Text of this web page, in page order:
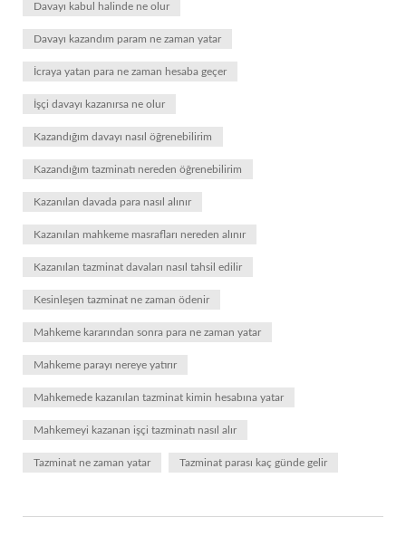
Davayı kabul halinde ne olur
Davayı kazandım param ne zaman yatar
İcraya yatan para ne zaman hesaba geçer
İşçi davayı kazanırsa ne olur
Kazandığım davayı nasıl öğrenebilirim
Kazandığım tazminatı nereden öğrenebilirim
Kazanılan davada para nasıl alınır
Kazanılan mahkeme masrafları nereden alınır
Kazanılan tazminat davaları nasıl tahsil edilir
Kesinleşen tazminat ne zaman ödenir
Mahkeme kararından sonra para ne zaman yatar
Mahkeme parayı nereye yatırır
Mahkemede kazanılan tazminat kimin hesabına yatar
Mahkemeyi kazanan işçi tazminatı nasıl alır
Tazminat ne zaman yatar Tazminat parası kaç günde gelir